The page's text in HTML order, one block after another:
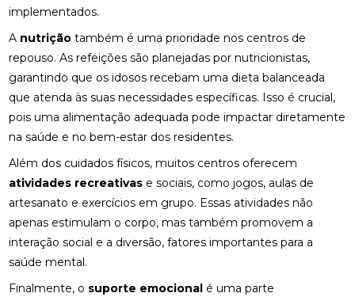
implementados.
A nutrição também é uma prioridade nos centros de
repouso. As refeições são planejadas por nutricionistas,
garantindo que os idosos recebam uma dieta balanceada
que atenda às suas necessidades específicas. Isso é crucial,
pois uma alimentação adequada pode impactar diretamente
na saúde e no bem-estar dos residentes.
Além dos cuidados físicos, muitos centros oferecem
atividades recreativas e sociais, como jogos, aulas de
artesanato e exercícios em grupo. Essas atividades não
apenas estimulam o corpo, mas também promovem a
interação social e a diversão, fatores importantes para a
saúde mental.
Finalmente, o suporte emocional é uma parte